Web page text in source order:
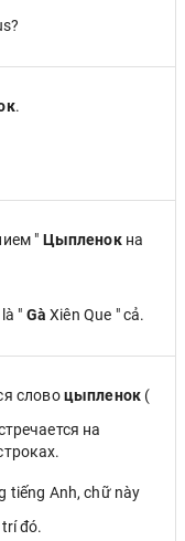
.
" Цыпленокна
" Gà Xiên Que " cả.
словоцыпленок (
на
tiếng Anh, chữ này
đó.